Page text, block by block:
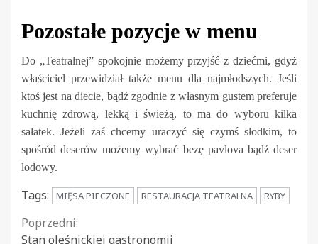
Pozostałe pozycje w menu
Do „Teatralnej” spokojnie możemy przyjść z dziećmi, gdyż
właściciel przewidział także menu dla najmłodszych. Jeśli
ktoś jest na diecie, bądź zgodnie z własnym gustem preferuje
kuchnię zdrową, lekką i świeżą, to ma do wyboru kilka
sałatek. Jeżeli zaś chcemy uraczyć się czymś słodkim, to
spośród deserów możemy wybrać bezę pavlova bądź deser
lodowy.
Tags: MIĘSA PIECZONE RESTAURACJA TEATRALNA RYBY
Continue
Poprzedni:
Stan oleśnickiej gastronomii